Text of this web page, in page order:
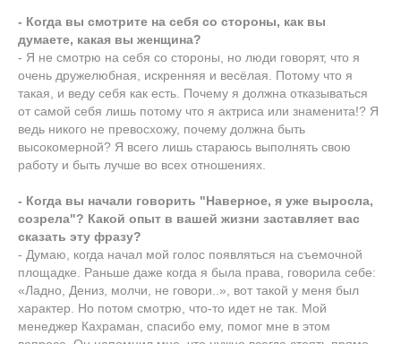
- Когда вы смотрите на себя со стороны, как вы
думаете, какая вы женщина?
- Я не смотрю на себя со стороны, но люди говорят, что я
очень дружелюбная, искренняя и весёлая. Потому что я
такая, и веду себя как есть. Почему я должна отказываться
от самой себя лишь потому что я актриса или знаменита!? Я
ведь никого не превосхожу, почему должна быть
высокомерной? Я всего лишь стараюсь выполнять свою
работу и быть лучше во всех отношениях.
- Когда вы начали говорить "Наверное, я уже выросла,
созрела"? Какой опыт в вашей жизни заставляет вас
сказать эту фразу?
- Думаю, когда начал мой голос появляться на съемочной
площадке. Раньше даже когда я была права, говорила себе:
«Ладно, Дениз, молчи, не говори..», вот такой у меня был
характер. Но потом смотрю, что-то идет не так. Мой
менеджер Кахраман, спасибо ему, помог мне в этом